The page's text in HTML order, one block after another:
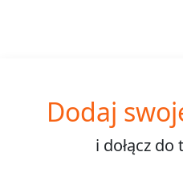
Dodaj
i dołącz do